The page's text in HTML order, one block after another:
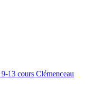
9-13 cours Clémenceau